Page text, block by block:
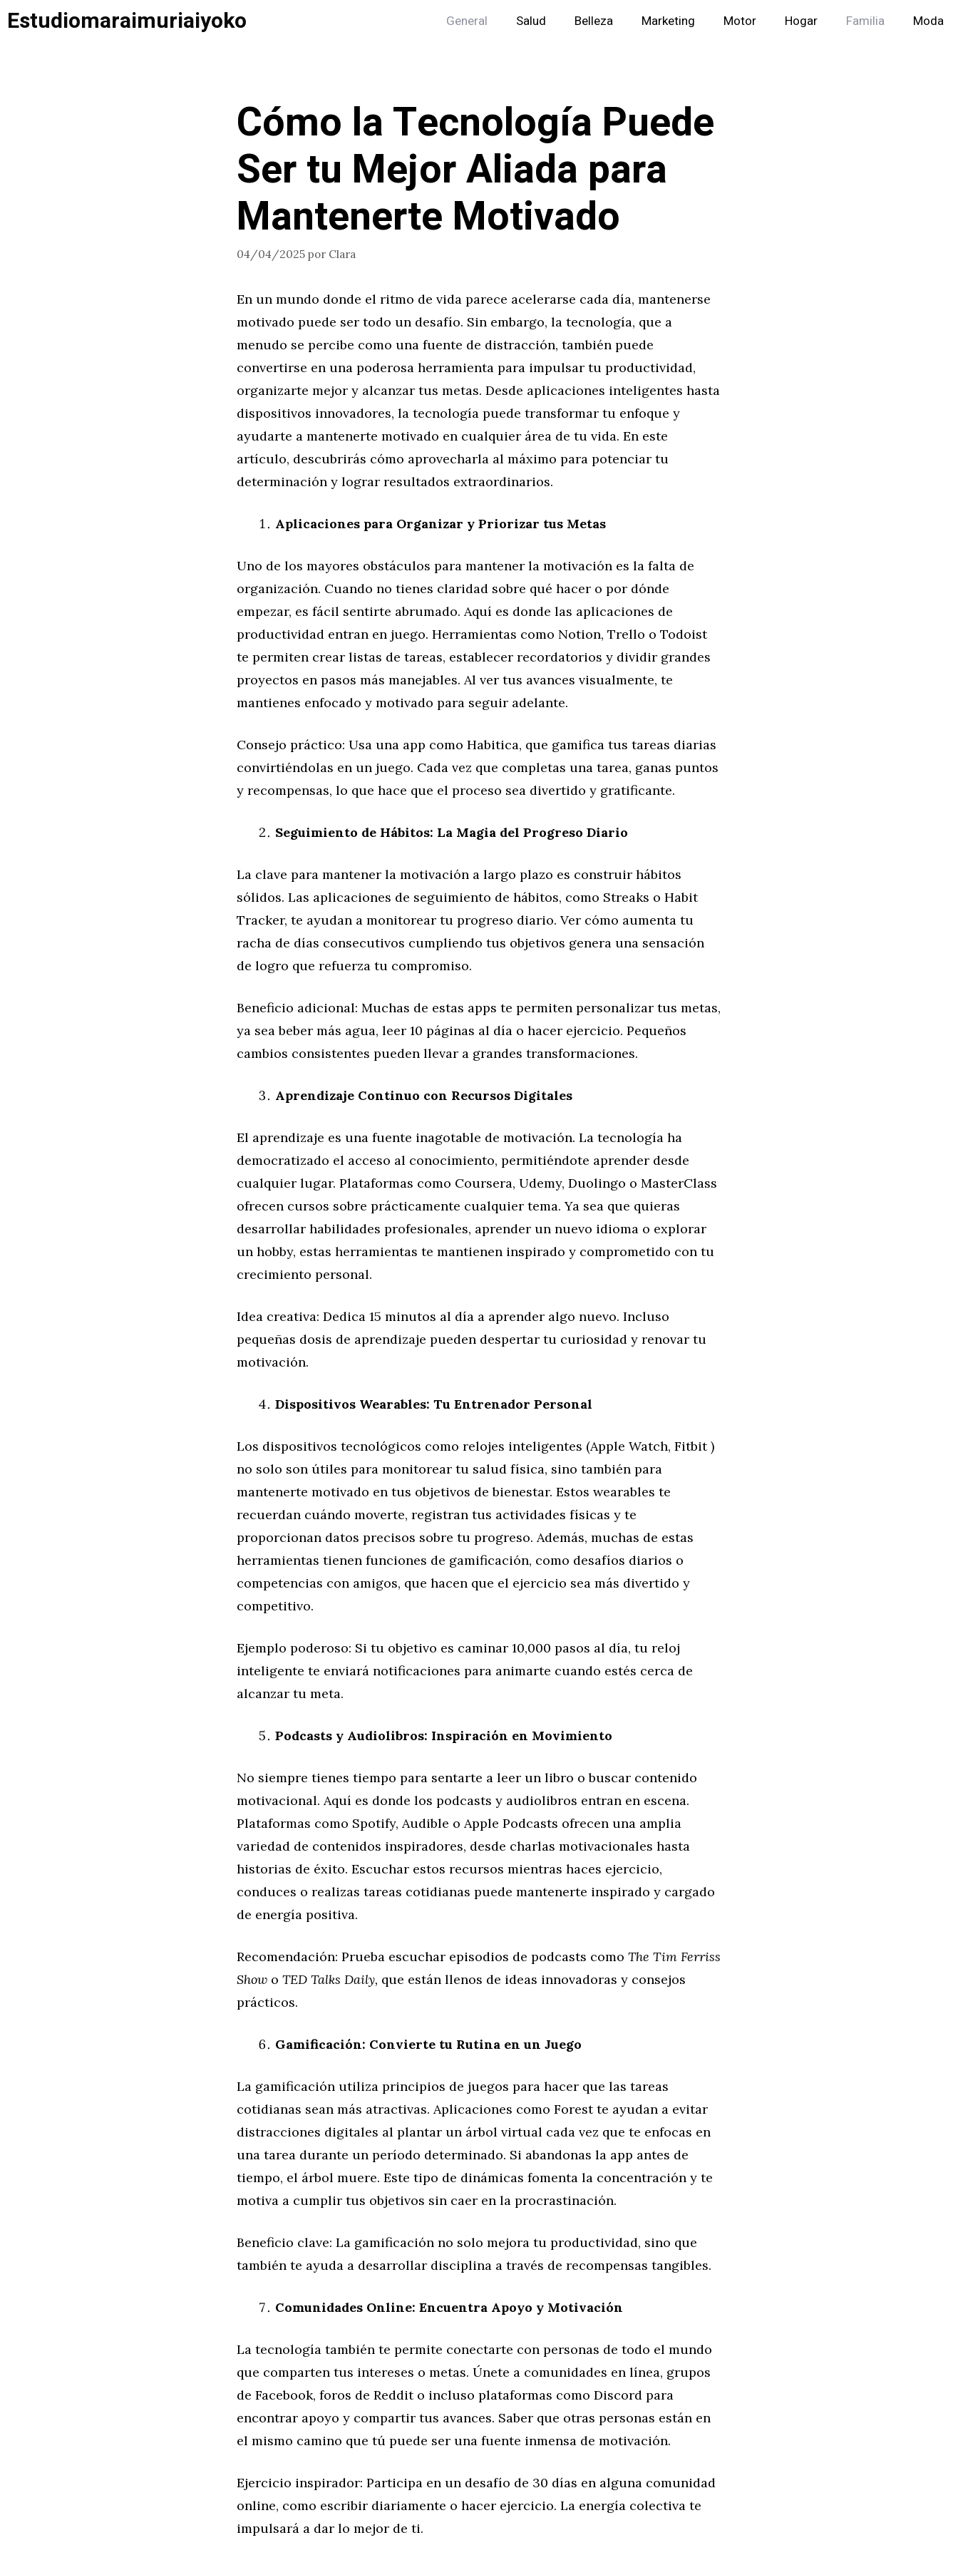
Saltar
alEstudiomaraimuriaiyoko General Salud Belleza Marketing Motor Hogar Familia Moda
Cómo la Tecnología Puede
Ser tu Mejor Aliada para
Mantenerte Motivado
04/04/2025 por Clara
En un mundo donde el ritmo de vida parece acelerarse cada día, mantenerse
motivado puede ser todo un desafío. Sin embargo, la tecnología, que a
menudo se percibe como una fuente de distracción, también puede
convertirse en una poderosa herramienta para impulsar tu productividad,
organizarte mejor y alcanzar tus metas. Desde aplicaciones inteligentes hasta
dispositivos innovadores, la tecnología puede transformar tu enfoque y
ayudarte a mantenerte motivado en cualquier área de tu vida. En este
artículo, descubrirás cómo aprovecharla al máximo para potenciar tu
determinación y lograr resultados extraordinarios.
Aplicaciones para Organizar y Priorizar tus Metas
Uno de los mayores obstáculos para mantener la motivación es la falta de
organización. Cuando no tienes claridad sobre qué hacer o por dónde
empezar, es fácil sentirte abrumado. Aquí es donde las aplicaciones de
productividad entran en juego. Herramientas como Notion, Trello o Todoist
te permiten crear listas de tareas, establecer recordatorios y dividir grandes
proyectos en pasos más manejables. Al ver tus avances visualmente, te
mantienes enfocado y motivado para seguir adelante.
Consejo práctico: Usa una app como Habitica, que gamifica tus tareas diarias
convirtiéndolas en un juego. Cada vez que completas una tarea, ganas puntos
y recompensas, lo que hace que el proceso sea divertido y gratificante.
Seguimiento de Hábitos: La Magia del Progreso Diario
La clave para mantener la motivación a largo plazo es construir hábitos
sólidos. Las aplicaciones de seguimiento de hábitos, como Streaks o Habit
Tracker, te ayudan a monitorear tu progreso diario. Ver cómo aumenta tu
racha de días consecutivos cumpliendo tus objetivos genera una sensación
de logro que refuerza tu compromiso.
Beneficio adicional: Muchas de estas apps te permiten personalizar tus metas,
ya sea beber más agua, leer 10 páginas al día o hacer ejercicio. Pequeños
cambios consistentes pueden llevar a grandes transformaciones.
Aprendizaje Continuo con Recursos Digitales
El aprendizaje es una fuente inagotable de motivación. La tecnología ha
democratizado el acceso al conocimiento, permitiéndote aprender desde
cualquier lugar. Plataformas como Coursera, Udemy, Duolingo o MasterClass
ofrecen cursos sobre prácticamente cualquier tema. Ya sea que quieras
desarrollar habilidades profesionales, aprender un nuevo idioma o explorar
un hobby, estas herramientas te mantienen inspirado y comprometido con tu
crecimiento personal.
Idea creativa: Dedica 15 minutos al día a aprender algo nuevo. Incluso
pequeñas dosis de aprendizaje pueden despertar tu curiosidad y renovar tu
motivación.
Dispositivos Wearables: Tu Entrenador Personal
Los dispositivos tecnológicos como relojes inteligentes (Apple Watch, Fitbit )
no solo son útiles para monitorear tu salud física, sino también para
mantenerte motivado en tus objetivos de bienestar. Estos wearables te
recuerdan cuándo moverte, registran tus actividades físicas y te
proporcionan datos precisos sobre tu progreso. Además, muchas de estas
herramientas tienen funciones de gamificación, como desafíos diarios o
competencias con amigos, que hacen que el ejercicio sea más divertido y
competitivo.
Ejemplo poderoso: Si tu objetivo es caminar 10,000 pasos al día, tu reloj
inteligente te enviará notificaciones para animarte cuando estés cerca de
alcanzar tu meta.
Podcasts y Audiolibros: Inspiración en Movimiento
No siempre tienes tiempo para sentarte a leer un libro o buscar contenido
motivacional. Aquí es donde los podcasts y audiolibros entran en escena.
Plataformas como Spotify, Audible o Apple Podcasts ofrecen una amplia
variedad de contenidos inspiradores, desde charlas motivacionales hasta
historias de éxito. Escuchar estos recursos mientras haces ejercicio,
conduces o realizas tareas cotidianas puede mantenerte inspirado y cargado
de energía positiva.
Recomendación: Prueba escuchar episodios de podcasts como The Tim Ferriss
Show o TED Talks Daily, que están llenos de ideas innovadoras y consejos
prácticos.
Gamificación: Convierte tu Rutina en un Juego
La gamificación utiliza principios de juegos para hacer que las tareas
cotidianas sean más atractivas. Aplicaciones como Forest te ayudan a evitar
distracciones digitales al plantar un árbol virtual cada vez que te enfocas en
una tarea durante un período determinado. Si abandonas la app antes de
tiempo, el árbol muere. Este tipo de dinámicas fomenta la concentración y te
motiva a cumplir tus objetivos sin caer en la procrastinación.
Beneficio clave: La gamificación no solo mejora tu productividad, sino que
también te ayuda a desarrollar disciplina a través de recompensas tangibles.
Comunidades Online: Encuentra Apoyo y Motivación
La tecnología también te permite conectarte con personas de todo el mundo
que comparten tus intereses o metas. Únete a comunidades en línea, grupos
de Facebook, foros de Reddit o incluso plataformas como Discord para
encontrar apoyo y compartir tus avances. Saber que otras personas están en
el mismo camino que tú puede ser una fuente inmensa de motivación.
Ejercicio inspirador: Participa en un desafío de 30 días en alguna comunidad
online, como escribir diariamente o hacer ejercicio. La energía colectiva te
impulsará a dar lo mejor de ti.